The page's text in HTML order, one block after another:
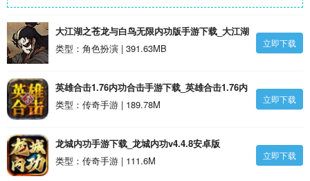
大江湖之苍龙与白鸟无限内功版手游下载_大江湖
之苍龙与白鸟无限内功版安卓版
类型：角色扮演 | 391.63MB 立即下载
英雄合击1.76内功合击手游下载_英雄合击1.76内
功合击v1.4安卓版
类型：传奇手游 | 189.78M 立即下载
龙城内功手游下载_龙城内功v4.4.8安卓版
类型：传奇手游 | 111.6M
立即下载